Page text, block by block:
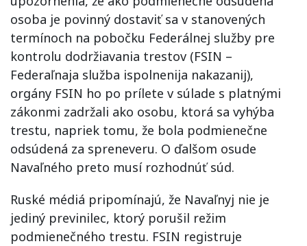
osoba je povinný dostaviť sa v stanovených
termínoch na pobočku Federálnej služby pre
kontrolu dodržiavania trestov (FSIN –
Federaľnaja služba ispolnenija nakazanij),
orgány FSIN ho po prílete v súlade s platnými
zákonmi zadržali ako osobu, ktorá sa vyhýba
trestu, napriek tomu, že bola podmienečne
odsúdená za spreneveru. O ďalšom osude
Navaľného preto musí rozhodnúť súd.
Ruské médiá pripomínajú, že Navaľnyj nie je
jediný previnilec, ktorý porušil režim
podmienečného trestu. FSIN registruje